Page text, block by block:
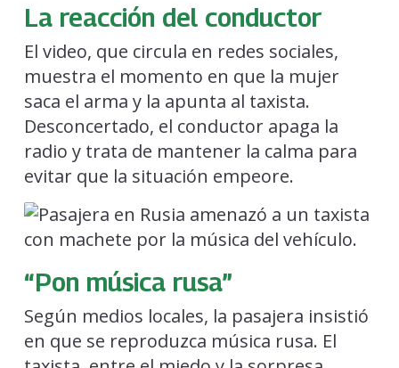
La reacción del conductor
El video, que circula en redes sociales,
muestra el momento en que la mujer
saca el arma y la apunta al taxista.
Desconcertado, el conductor apaga la
radio y trata de mantener la calma para
evitar que la situación empeore.
“Pon música rusa”
Según medios locales, la pasajera insistió
en que se reproduzca música rusa. El